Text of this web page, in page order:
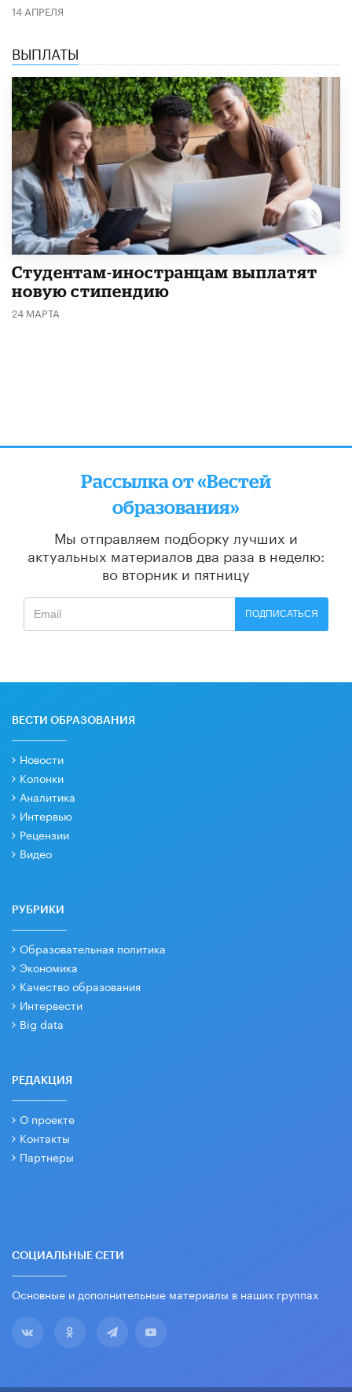
14 АПРЕЛЯ
ВЫПЛАТЫ
Студентам-иностранцам выплатят
новую стипендию
24 МАРТА
Рассылка от «Вестей
образования»
Мы отправляем подборку лучших и
актуальных материалов два раза в неделю:
во вторник и пятницу
ПОДПИСАТЬСЯ
ВЕСТИ ОБРАЗОВАНИЯ
Новости
Колонки
Аналитика
Интервью
Рецензии
Видео
РУБРИКИ
Образовательная политика
Экономика
Качество образования
Интервести
Big data
РЕДАКЦИЯ
О проекте
Контакты
Партнеры
СОЦИАЛЬНЫЕ СЕТИ
Основные и дополнительные материалы в наших группах